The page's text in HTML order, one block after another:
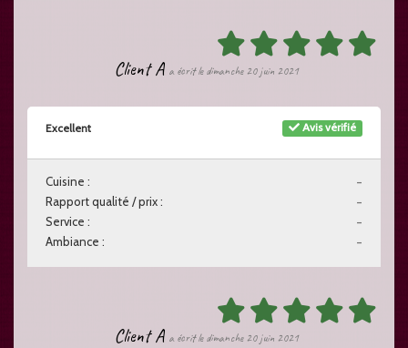
Client A a écrit le dimanche 20 juin 2021
Avis vérifié
Excellent
-
Cuisine :
-
Rapport qualité / prix :
-
Service :
-
Ambiance :
Client A a écrit le dimanche 20 juin 2021